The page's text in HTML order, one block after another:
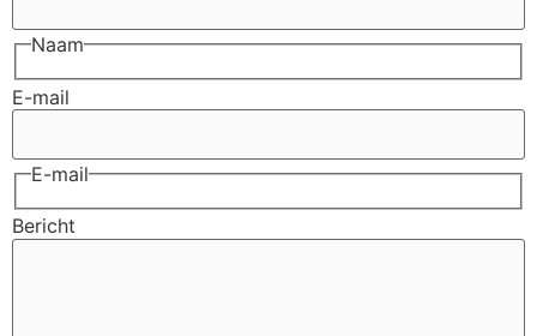
Naam
E-mail
E-mail
Bericht